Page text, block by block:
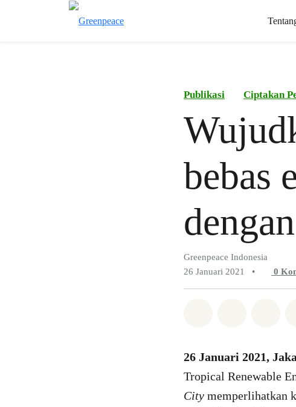
Publikasi Ciptakan
bebas
Greenpeace Indonesia
26 Januari 2021
• 0
26 Januari 2021,
Tropical Renewable
City memperlihatkan